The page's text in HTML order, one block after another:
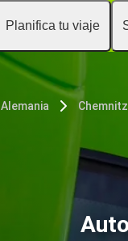
Planifica tu viaje
Alemania Chemnitz